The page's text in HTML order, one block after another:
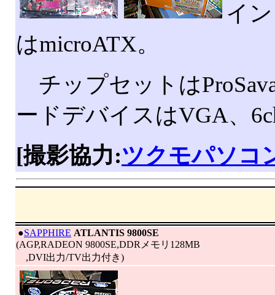
イ
はmicroATX。
チップセットは
ードデバイスはVGA、
[撮影協力:ツクモパソコ
●SAPPHIRE ATLANTIS 9800SE
(AGP,RADEON 9800SE,DDRメモリ128MB
,DVI出力/TV出力付き)